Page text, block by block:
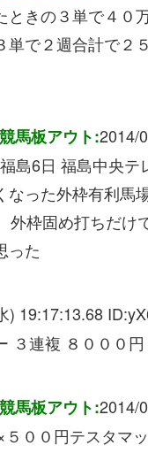
ときの３単で４０
単で２週合計で２
馬板アウト:2014/
島6日 福島中央テ
なった外枠有利馬
枠固め打ちだけ
った
) 19:17:13.68 ID:
３連複 ８０００
馬板アウト:2014/
００円テスタマ